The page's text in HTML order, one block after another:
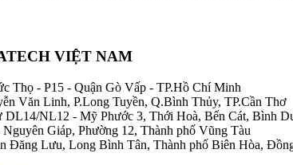
VIỆT NAM
Thọ - P15 - Quận Gò Vấp - TP.Hồ Chí Minh
Văn Linh, P.Long Tuyền, Q.Bình Thủy, TP.Cần Thơ
DL14/NL12 - Mỹ Phước 3, Thới Hoà, Bến Cát, Bình
Giáp, Phường 12, Thành phố Vũng Tàu
Đăng Lưu, Long Bình Tân, Thành phố Biên Hòa,